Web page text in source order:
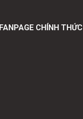
FANPAGE CHÍNH THỨC